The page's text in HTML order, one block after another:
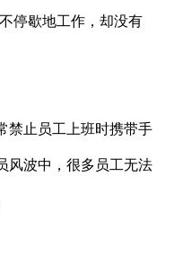
停歇地工作，却没有
禁止员工上班时携带手
风波中，很多员工无法